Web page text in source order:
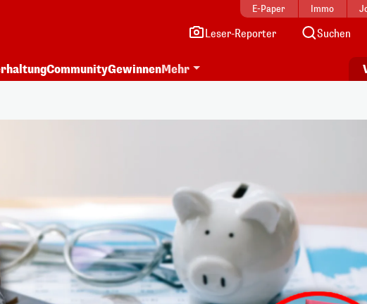
E-Paper Immo
Leser-Reporter Suchen
CommunityGewinnenMehr